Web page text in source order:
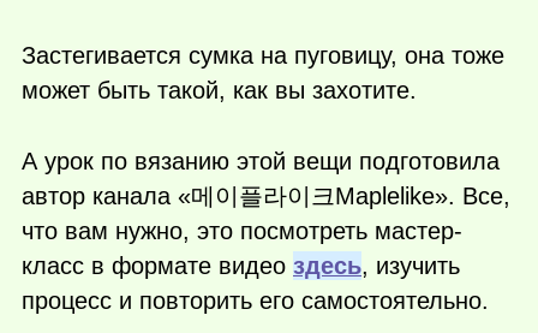
Застегивается сумка на пуговицу, она тоже
может быть такой, как вы захотите.
А урок по вязанию этой вещи подготовила
автор канала «메이플라이크Maplelike». Все,
что вам нужно, это посмотреть мастер-
класс в формате видео здесь, изучить
процесс и повторить его самостоятельно.